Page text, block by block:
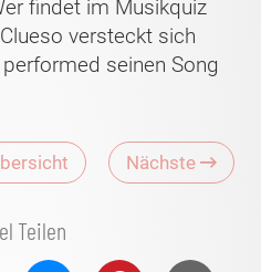
findet im Musikquiz
versteckt sich
seinen Song
Nächste
Teilen